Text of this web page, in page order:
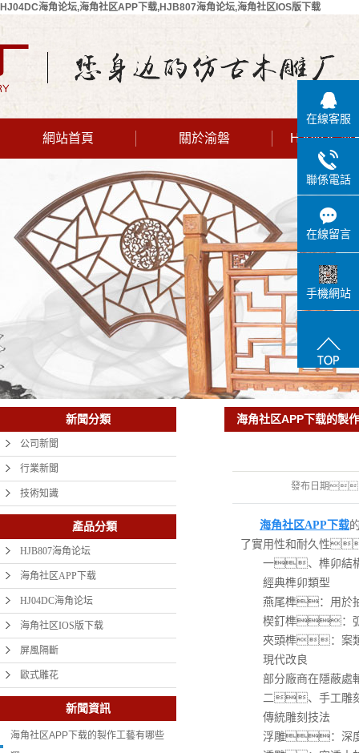
HJ04DC海角论坛,海角社区APP下载,HJB807海角论坛,海角社区IOS版下载
網站首頁 關於渝磐
公司簡介
聯係HJ04DC
海角论坛
HJ04DC海
新聞分類
公司新聞
行業新聞
技術知識
產品分類
HJB807海角论坛
海角社区APP下载
HJ04DC海角论坛
海角社区IOS版下载
屏風隔斷
歐式雕花
新聞資訊
海角社区APP下载的製作工藝有哪些
海角社区APP下载的製
發布日期
海角社区APP下载
了實用性和耐久性
一、榫卯結構
經典榫卯類型
燕尾榫：用於抽
楔釘榫：弧形
夾頭榫：案類
現代改良
部分廠商在隱蔽處
二、手工雕刻
傳統雕刻技法
浮雕：深度
在線客服
聯係電話
在線留言
手機網站